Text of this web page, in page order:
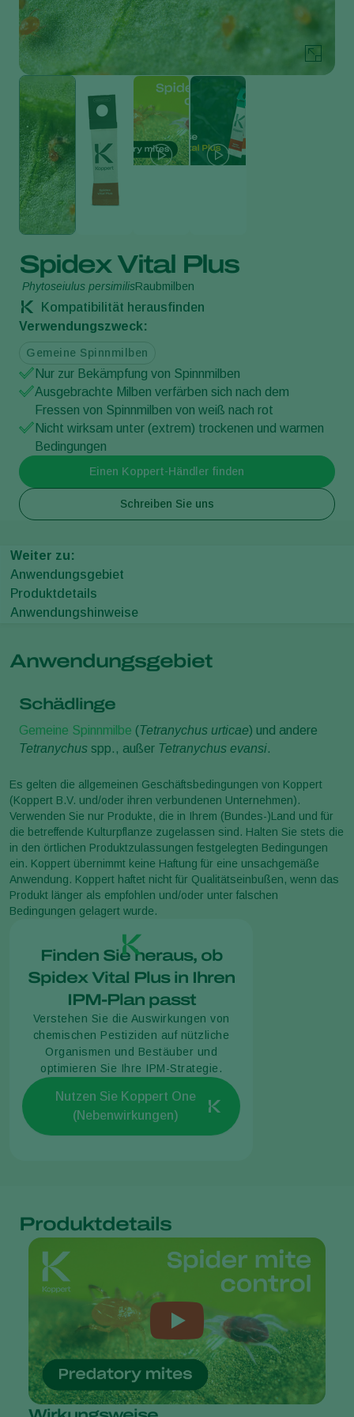
Spidex Vital Plus
Phytoseiulus persimilisRaubmilben
Kompatibilität herausfinden
Verwendungszweck:
Gemeine Spinnmilben
Nur zur Bekämpfung von Spinnmilben
Ausgebrachte Milben verfärben sich nach dem
Fressen von Spinnmilben von weiß nach rot
Nicht wirksam unter (extrem) trockenen und warmen
Bedingungen
Einen Koppert-Händler finden
Schreiben Sie uns
Weiter zu:
Anwendungsgebiet
Produktdetails
Anwendungshinweise
Anwendungsgebiet
Schädlinge
Gemeine Spinnmilbe (Tetranychus urticae) und andere
Tetranychus spp., außer Tetranychus evansi.
Es gelten die allgemeinen Geschäftsbedingungen von Koppert
(Koppert B.V. und/oder ihren verbundenen Unternehmen).
Verwenden Sie nur Produkte, die in Ihrem (Bundes-)Land und für
die betreffende Kulturpflanze zugelassen sind. Halten Sie stets die
in den örtlichen Produktzulassungen festgelegten Bedingungen
ein. Koppert übernimmt keine Haftung für eine unsachgemäße
Anwendung. Koppert haftet nicht für Qualitätseinbußen, wenn das
Produkt länger als empfohlen und/oder unter falschen
Bedingungen gelagert wurde.
Finden Sie heraus, ob
Spidex Vital Plus in Ihren
IPM-Plan passt
Verstehen Sie die Auswirkungen von
chemischen Pestiziden auf nützliche
Organismen und Bestäuber und
optimieren Sie Ihre IPM-Strategie.
Nutzen Sie Koppert One
(Nebenwirkungen)
Produktdetails